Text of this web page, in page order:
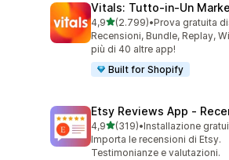
Vitals: Tutto‑in‑Un
4,9stelle su 5
(2.799)
2799 recensioni totali
•
Recensioni, Bundle, Replay,
più di 40 altre app!
Built for Shopify
Etsy Reviews App ‑
4,9stelle su 5
(319)
319 recensioni totali
•Installazione
Importa le recensioni di Etsy.
Testimonianze e valutazioni.